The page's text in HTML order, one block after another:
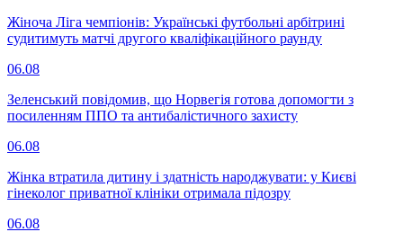
Жіноча Ліга чемпіонів: Українські футбольні арбітрині
судитимуть матчі другого кваліфікаційного раунду
06.08
Зеленський повідомив, що Норвегія готова допомогти з
посиленням ППО та антибалістичного захисту
06.08
Жінка втратила дитину і здатність народжувати: у Києві
гінеколог приватної клініки отримала підозру
06.08